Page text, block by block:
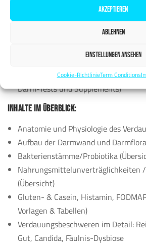
AKZEPTIEREN
ABLEHNEN
EINSTELLUNGEN ANSEHEN
Cookie-RichtlinieTerm Conditions
Analyse und Erfolgskontrolle)
Hochwertige Zusatzqualifikation
Zukunftsmarkt „Darmgesundheit“)
Attraktive Zusatzeinkünfte (durch
Darm-Tests und Supplements)
INHALTE IM ÜBERBLICK:
Anatomie und Physiologie des
Aufbau der Darmwand und Darmflora
Bakterienstämme/Probiotika
Nahrungsmittelunverträglichkeiten
(Übersicht)
Gluten- & Casein, Histamin,
Vorlagen & Tabellen)
Verdauungsbeschweren im Detail:
Gut, Candida, Fäulnis-Dysbiose